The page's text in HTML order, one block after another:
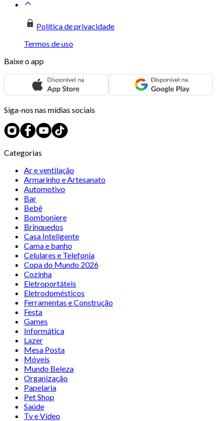
Política de privacidade
Termos de uso
Baixe o app
Siga-nos nas mídias sociais
Categorias
Ar e ventilação
Armarinho e Artesanato
Automotivo
Bar
Bebê
Bomboniere
Brinquedos
Casa Inteligente
Cama e banho
Celulares e Telefonia
Copa do Mundo 2026
Cozinha
Eletroportáteis
Eletrodomésticos
Ferramentas e Construção
Festa
Games
Informática
Lazer
Mesa Posta
Móveis
Mundo Beleza
Organização
Papelaria
Pet Shop
Saúde
Tv e Vídeo